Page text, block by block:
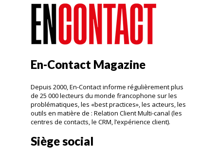
En-Contact Magazine
Depuis 2000, En-Contact informe régulièrement plus
de 25 000 lecteurs du monde francophone sur les
problématiques, les «best practices», les acteurs, les
outils en matière de : Relation Client Multi-canal (les
centres de contacts, le CRM, l’expérience client).
Siège social